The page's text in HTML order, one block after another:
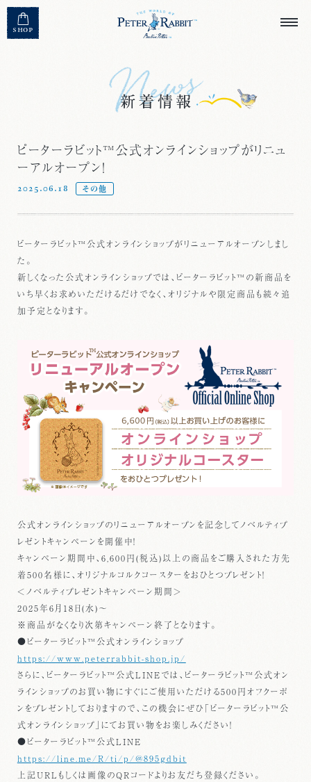
SHOP
MENU CLOSE
ピーターラビット™公式オンラインショップがリニュ
ーアルオープン！
2025.06.18 その他
ピーターラビット™公式オンラインショップがリニューアルオープンしまし
た。
新しくなった公式オンラインショップでは、ピーターラビット™の新商品を
いち早くお求めいただけるだけでなく、オリジナルや限定商品も続々追
加予定となります。
公式オンラインショップのリニューアルオープンを記念してノベルティプ
レゼントキャンペーンを開催中！
キャンペーン期間中、6,600円(税込)以上の商品をご購入された方先
着500名様に、オリジナルコルクコースターをおひとつプレゼント！
＜ノベルティプレゼントキャンペーン期間＞
2025年6月18日(水)～
※商品がなくなり次第キャンペーン終了となります。
●ピーターラビット™公式オンラインショップ
https://www.peterrabbit-shop.jp/
さらに、ピーターラビット™公式LINEでは、ピーターラビット™公式オン
ラインショップのお買い物にすぐにご使用いただける500円オフクーポ
ンをプレゼントしておりますので、この機会にぜひ「ピーターラビット™公
式オンラインショップ」にてお買い物をお楽しみください！
●ピーターラビット™公式LINE
https://line.me/R/ti/p/@895gdbit
上記URLもしくは画像のQRコードよりお友だち登録ください。